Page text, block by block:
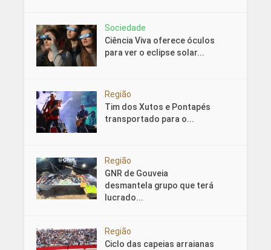
Sociedade
Ciência Viva oferece óculos
para ver o eclipse solar...
Região
Tim dos Xutos e Pontapés
transportado para o...
Região
GNR de Gouveia
desmantela grupo que terá
lucrado...
Região
Ciclo das capeias arraianas